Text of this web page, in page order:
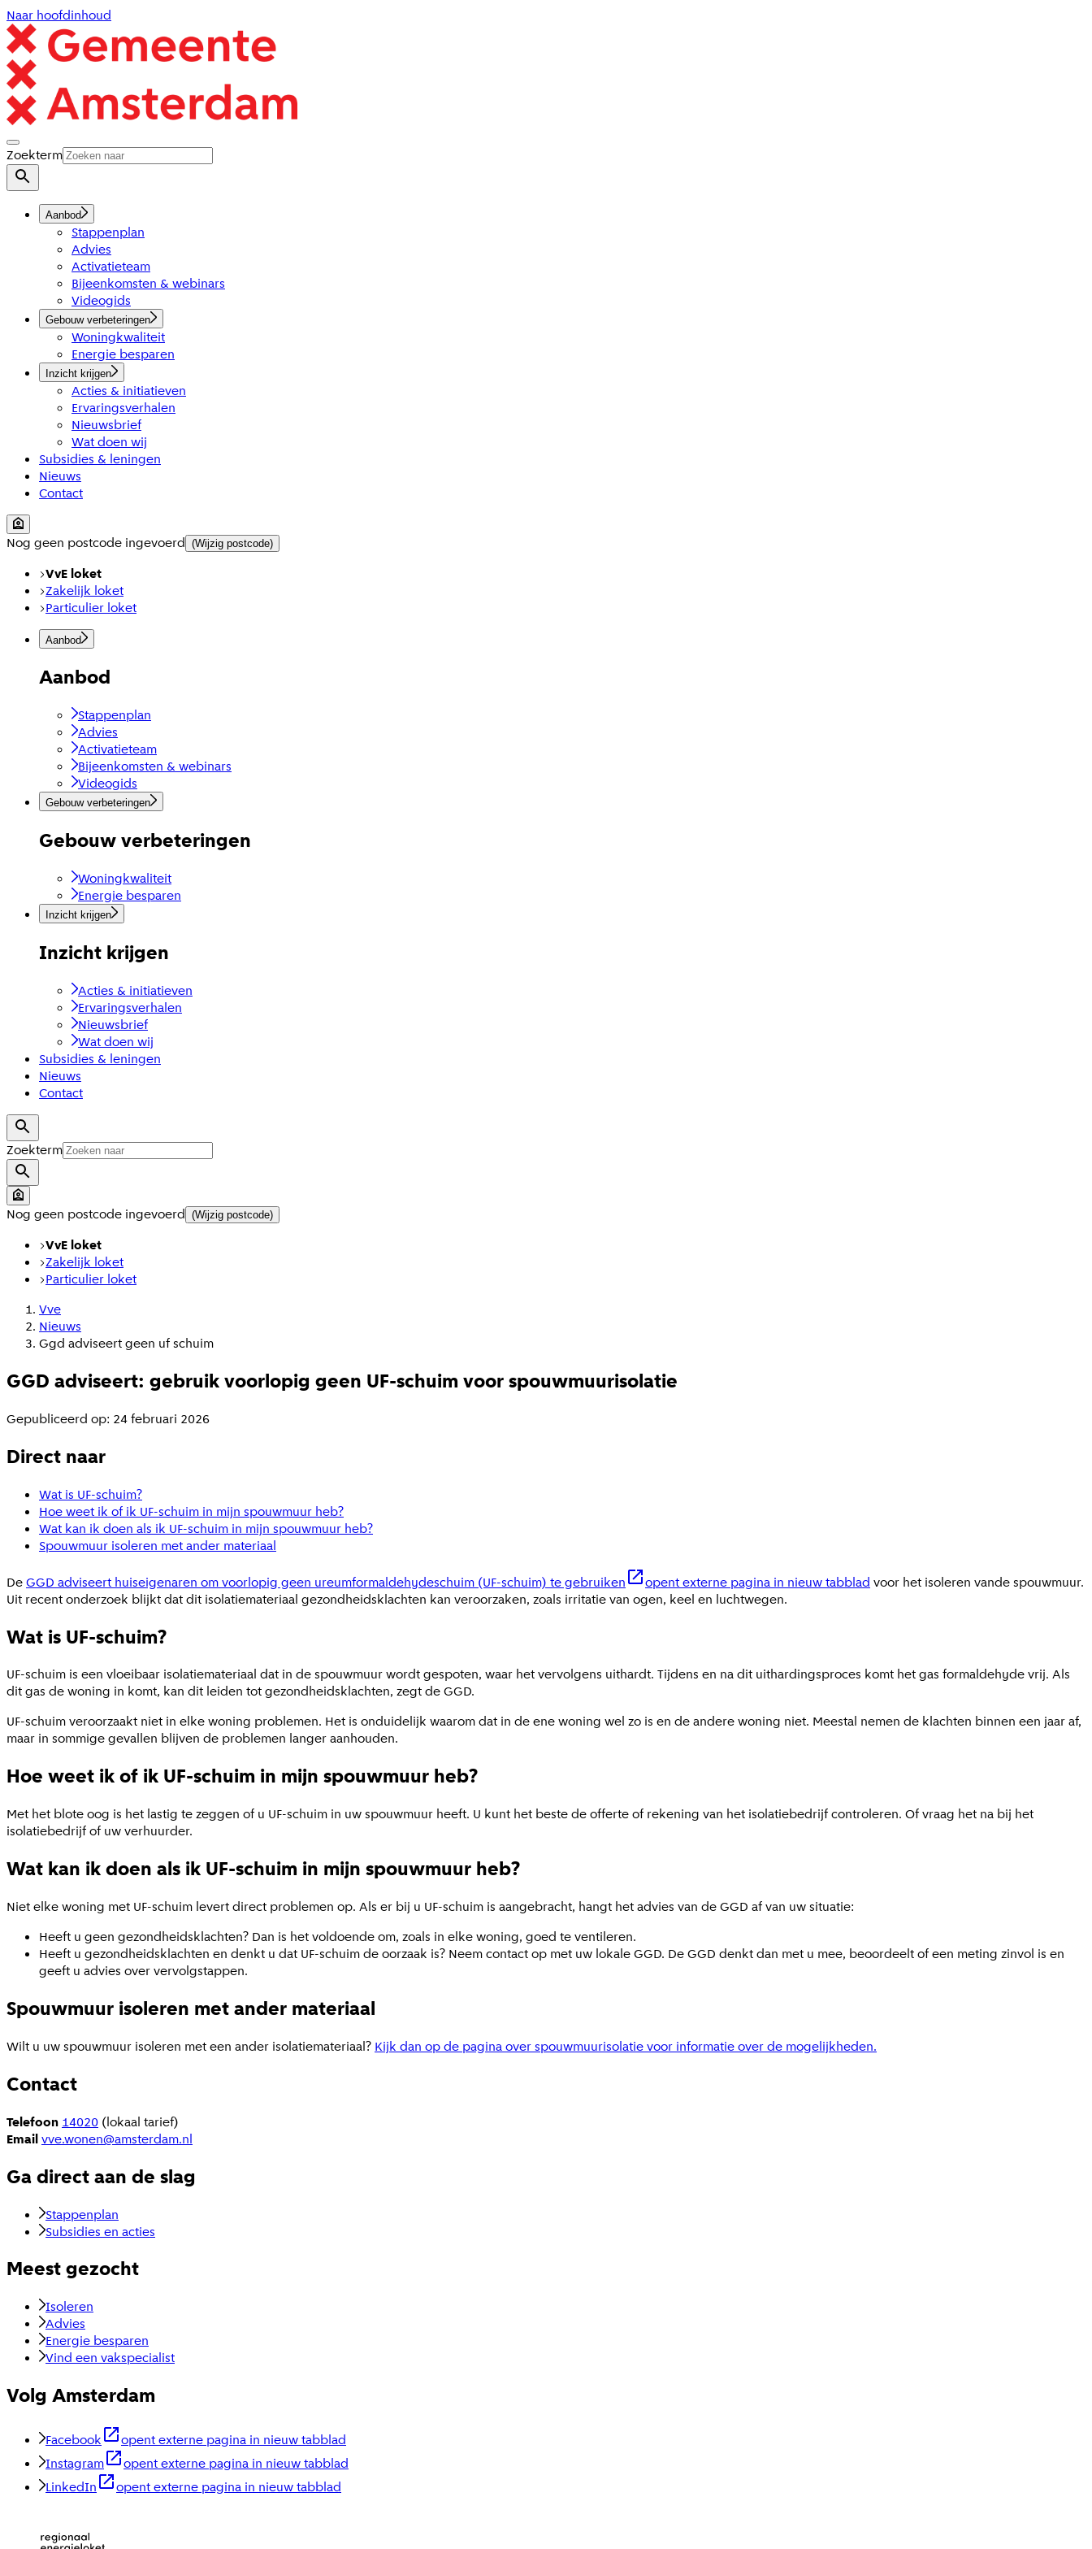
Naar hoofdinhoud
Zoekterm
Aanbod
Stappenplan
Advies
Activatieteam
Bijeenkomsten & webinars
Videogids
Gebouw verbeteringen
Woningkwaliteit
Energie besparen
Inzicht krijgen
Acties & initiatieven
Ervaringsverhalen
Nieuwsbrief
Wat doen wij
Subsidies & leningen
Nieuws
Contact
Nog geen postcode ingevoerd (Wijzig postcode)
VvE loket
Zakelijk loket
Particulier loket
Aanbod
Aanbod
Stappenplan
Advies
Activatieteam
Bijeenkomsten & webinars
Videogids
Gebouw verbeteringen
Gebouw verbeteringen
Woningkwaliteit
Energie besparen
Inzicht krijgen
Inzicht krijgen
Acties & initiatieven
Ervaringsverhalen
Nieuwsbrief
Wat doen wij
Subsidies & leningen
Nieuws
Contact
Zoekterm
Nog geen postcode ingevoerd (Wijzig postcode)
VvE loket
Zakelijk loket
Particulier loket
Vve
Nieuws
Ggd adviseert geen uf schuim
GGD adviseert: gebruik voorlopig geen UF-schuim voor spouwmuurisolatie
Gepubliceerd op: 24 februari 2026
Direct naar
Wat is UF-schuim?
Hoe weet ik of ik UF-schuim in mijn spouwmuur heb?
Wat kan ik doen als ik UF-schuim in mijn spouwmuur heb?
Spouwmuur isoleren met ander materiaal
DeGGD adviseert huiseigenaren om voorlopig geen ureumformaldehydeschuim (UF-schuim) te gebruiken opent externe pagina in nieuw tabblad voor het isoleren vande spouwmuur.
Uit recent onderzoek blijkt dat dit isolatiemateriaal gezondheidsklachten kan veroorzaken, zoals irritatie van ogen, keel en luchtwegen.
Wat is UF-schuim?
UF-schuim is een vloeibaar isolatiemateriaal dat in de spouwmuur wordt gespoten, waar het vervolgens uithardt. Tijdens en na dit uithardingsproces komt het gas formaldehyde vrij. Als
dit gas de woning in komt, kan dit leiden tot gezondheidsklachten, zegt de GGD.
UF-schuim veroorzaakt niet in elke woning problemen. Het is onduidelijk waarom dat in de ene woning wel zo is en de andere woning niet. Meestal nemen de klachten binnen een jaar af,
maar in sommige gevallen blijven de problemen langer aanhouden.
Hoe weet ik of ik UF-schuim in mijn spouwmuur heb?
Met het blote oog is het lastig te zeggen of u UF-schuim in uw spouwmuur heeft. U kunt het beste de offerte of rekening van het isolatiebedrijf controleren. Of vraag het na bij het
isolatiebedrijf of uw verhuurder.
Wat kan ik doen als ik UF-schuim in mijn spouwmuur heb?
Niet elke woning met UF-schuim levert direct problemen op. Als er bij u UF-schuim is aangebracht, hangt het advies van de GGD af van uw situatie:
Heeft u geen gezondheidsklachten? Dan is het voldoende om, zoals in elke woning, goed te ventileren.
Heeft u gezondheidsklachten en denkt u dat UF-schuim de oorzaak is? Neem contact op met uw lokale GGD. De GGD denkt dan met u mee, beoordeelt of een meting zinvol is en
geeft u advies over vervolgstappen.
Spouwmuur isoleren met ander materiaal
Wilt u uw spouwmuur isoleren met een ander isolatiemateriaal? Kijk dan op de pagina over spouwmuurisolatie voor informatie over de mogelijkheden.
Contact
Telefoon 14020 (lokaal tarief)
Emailvve.wonen@amsterdam.nl
Ga direct aan de slag
Stappenplan
Subsidies en acties
Meest gezocht
Isoleren
Advies
Energie besparen
Vind een vakspecialist
Volg Amsterdam
Facebook
opent externe pagina in nieuw tabblad
Instagram
opent externe pagina in nieuw tabblad
LinkedIn
opent externe pagina in nieuw tabblad